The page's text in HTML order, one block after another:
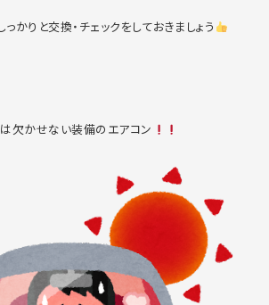
かりと交換・チェックをしておきましょう
欠かせない装備のエアコン